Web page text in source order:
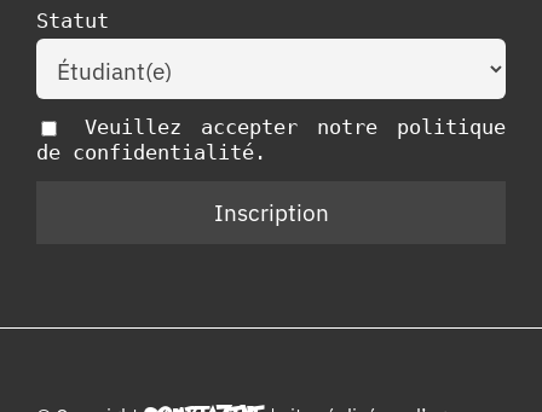
Statut
Veuillez accepter notre politique
de confidentialité.